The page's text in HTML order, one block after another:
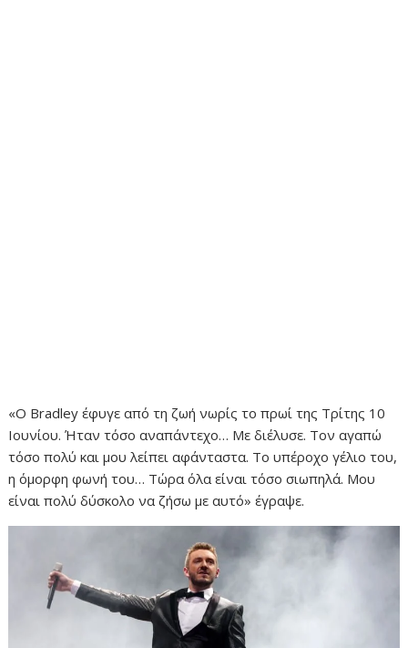
«Ο Bradley έφυγε από τη ζωή νωρίς το πρωί της Τρίτης 10
Ιουνίου. Ήταν τόσο αναπάντεχο… Με διέλυσε. Τον αγαπώ
τόσο πολύ και μου λείπει αφάνταστα. Το υπέροχο γέλιο του,
η όμορφη φωνή του… Τώρα όλα είναι τόσο σιωπηλά. Μου
είναι πολύ δύσκολο να ζήσω με αυτό» έγραψε.